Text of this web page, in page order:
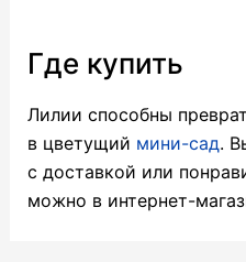
Где купить
Лилии способны
в цветущий мини-сад.
с доставкой или
можно в интернет-